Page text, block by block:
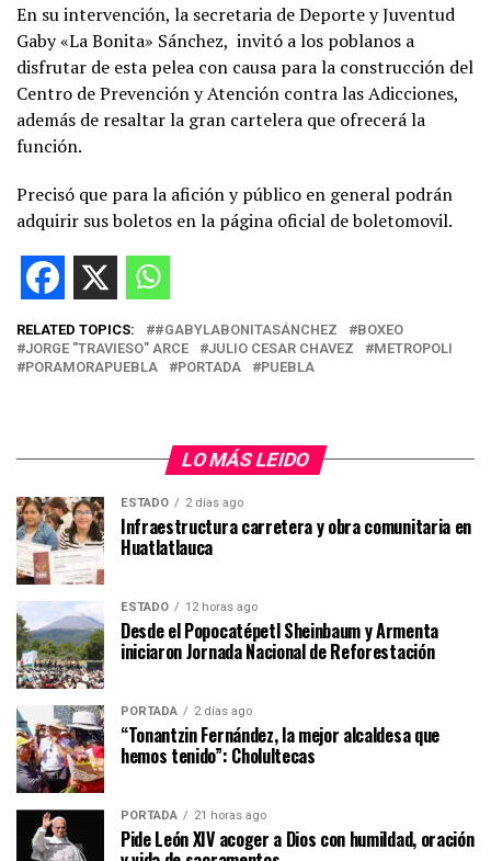
En su intervención, la secretaria de Deporte y Juventud
Gaby «La Bonita» Sánchez, invitó a los poblanos a
disfrutar de esta pelea con causa para la construcción del
Centro de Prevención y Atención contra las Adicciones,
además de resaltar la gran cartelera que ofrecerá la
función.
Precisó que para la afición y público en general podrán
adquirir sus boletos en la página oficial de boletomovil.
RELATED TOPICS: #GABYLABONITASÁNCHEZ
BOXEO
JORGE "TRAVIESO" ARCE
JULIO CESAR CHAVEZ
METROPOLI
PORAMORAPUEBLA
PORTADA PUEBLA
LO MÁS LEIDO
ESTADO 2 días ago
Infraestructura carretera y obra comunitaria en
Huatlatlauca
ESTADO 12 horas ago
Desde el Popocatépetl Sheinbaum y Armenta
iniciaron Jornada Nacional de Reforestación
PORTADA 2 días ago
“Tonantzin Fernández, la mejor alcaldesa que
hemos tenido”: Cholultecas
PORTADA 21 horas ago
Pide León XIV acoger a Dios con humildad, oración